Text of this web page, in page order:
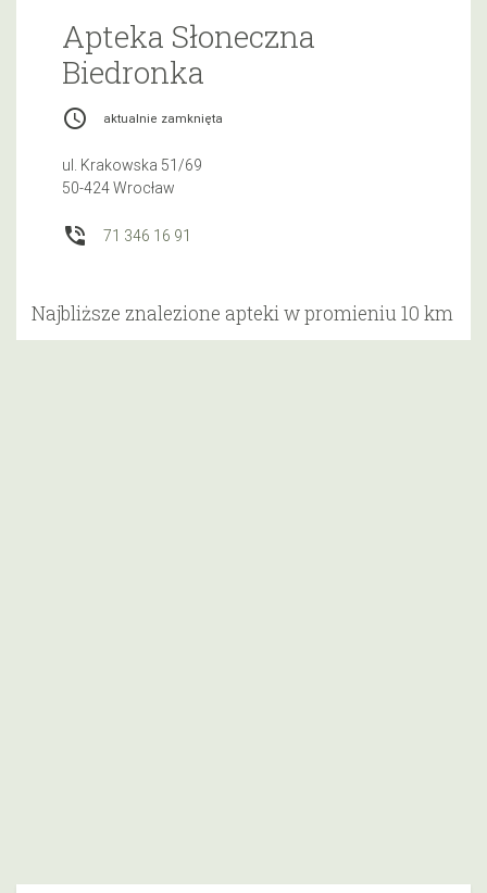
Apteka Słoneczna
Biedronka
access_time aktualnie zamknięta
ul. Krakowska 51/69
50-424 Wrocław
phone_in_talk 71 346 16 91
Najbliższe znalezione apteki w promieniu 10 km